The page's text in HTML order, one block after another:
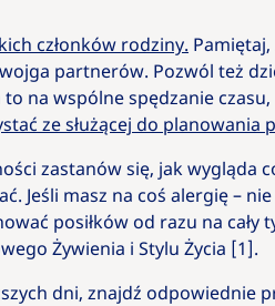
członków rodziny.
partnerów. Pozwól też
na wspólne spędzanie
ze służącej do planowania
zastanów się, jak wygląda
Jeśli masz na coś alergię –
posiłków od razu na
Żywienia i Stylu Życia [1].
dni, znajdź odpowiednie